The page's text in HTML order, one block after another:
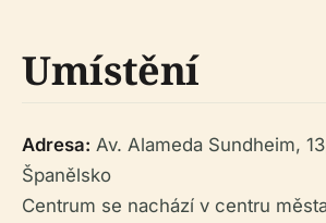
Umístění
Adresa: Av. Alameda Sundheim,
Španělsko
Centrum se nachází v centru